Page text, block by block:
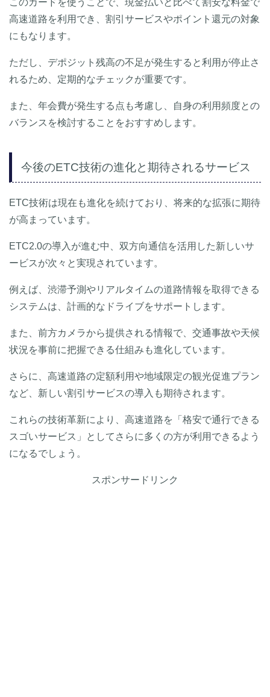
高速道路を利用でき、割引サービスやポイント還元の対象
にもなります。
ただし、デポジット残高の不足が発生すると利用が停止さ
れるため、定期的なチェックが重要です。
また、年会費が発生する点も考慮し、自身の利用頻度との
バランスを検討することをおすすめします。
今後のETC技術の進化と期待されるサービス
ETC技術は現在も進化を続けており、将来的な拡張に期待
が高まっています。
ETC2.0の導入が進む中、双方向通信を活用した新しいサ
ービスが次々と実現されています。
例えば、渋滞予測やリアルタイムの道路情報を取得できる
システムは、計画的なドライブをサポートします。
また、前方カメラから提供される情報で、交通事故や天候
状況を事前に把握できる仕組みも進化しています。
さらに、高速道路の定額利用や地域限定の観光促進プラン
など、新しい割引サービスの導入も期待されます。
これらの技術革新により、高速道路を「格安で通行できる
スゴいサービス」としてさらに多くの方が利用できるよう
になるでしょう。
スポンサードリンク